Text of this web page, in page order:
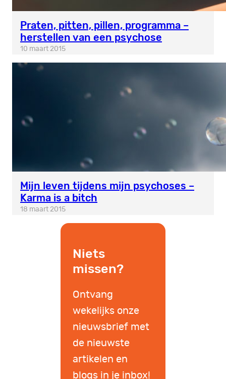
Praten, pitten, pillen, programma –
herstellen van een psychose
10 maart 2015
Mijn leven tijdens mijn psychoses –
Karma is a bitch
18 maart 2015
Niets
missen?
Ontvang
wekelijks onze
nieuwsbrief met
de nieuwste
artikelen en
blogs in je inbox!